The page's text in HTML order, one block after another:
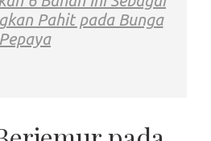
Pahit pada Bunga
Pepaya